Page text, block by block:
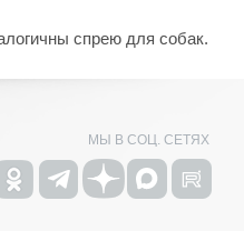
спрею для собак.
МЫ В СОЦ. СЕТЯХ